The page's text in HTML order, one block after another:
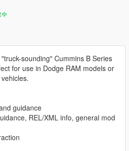
수
sounding" Cummins B Series
for use in Dodge RAM models or
guidance
REL/XML info, general mod